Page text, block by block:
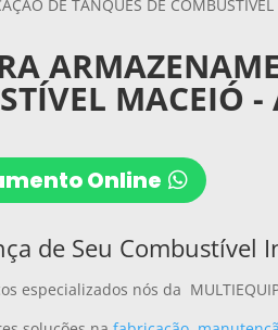
DE TANQUES DE
MACEIÓ -
Online
de Seu Combustível
especializados nós da